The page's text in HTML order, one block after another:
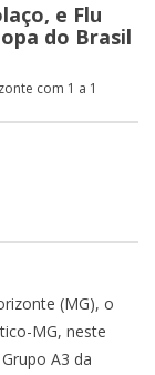
e Flu
do Brasil
com 1 a 1
(MG), o
MG, neste
A3 da